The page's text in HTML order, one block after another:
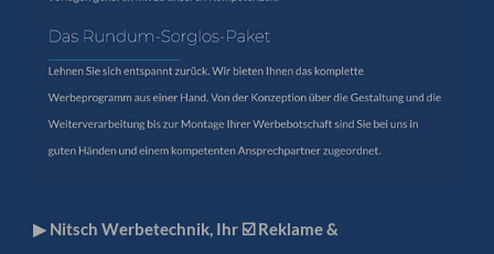
▶︎ Nitsch Werbetechnik, Ihr ☑️ Reklame &